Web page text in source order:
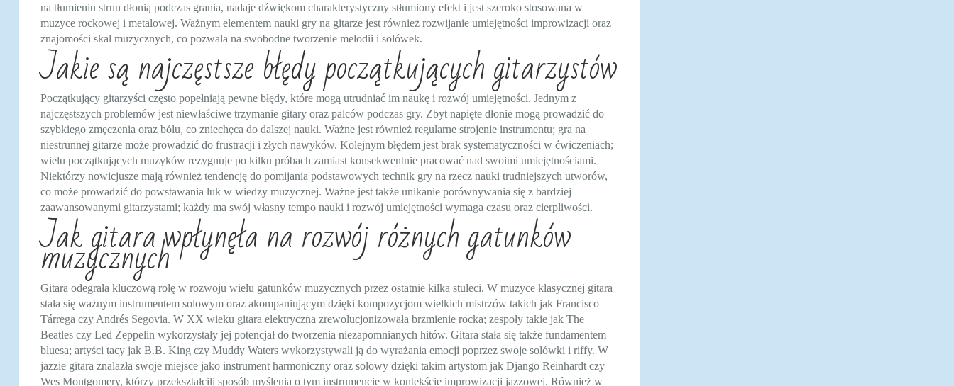
na tłumieniu strun dłonią podczas grania, nadaje dźwiękom charakterystyczny stłumiony efekt i jest szeroko stosowana w
muzyce rockowej i metalowej. Ważnym elementem nauki gry na gitarze jest również rozwijanie umiejętności improwizacji oraz
znajomości skal muzycznych, co pozwala na swobodne tworzenie melodii i solówek.
Jakie są najczęstsze błędy początkujących gitarzystów
Początkujący gitarzyści często popełniają pewne błędy, które mogą utrudniać im naukę i rozwój umiejętności. Jednym z
najczęstszych problemów jest niewłaściwe trzymanie gitary oraz palców podczas gry. Zbyt napięte dłonie mogą prowadzić do
szybkiego zmęczenia oraz bólu, co zniechęca do dalszej nauki. Ważne jest również regularne strojenie instrumentu; gra na
niestrunnej gitarze może prowadzić do frustracji i złych nawyków. Kolejnym błędem jest brak systematyczności w ćwiczeniach;
wielu początkujących muzyków rezygnuje po kilku próbach zamiast konsekwentnie pracować nad swoimi umiejętnościami.
Niektórzy nowicjusze mają również tendencję do pomijania podstawowych technik gry na rzecz nauki trudniejszych utworów,
co może prowadzić do powstawania luk w wiedzy muzycznej. Ważne jest także unikanie porównywania się z bardziej
zaawansowanymi gitarzystami; każdy ma swój własny tempo nauki i rozwój umiejętności wymaga czasu oraz cierpliwości.
Jak gitara wpłynęła na rozwój różnych gatunków
muzycznych
Gitara odegrała kluczową rolę w rozwoju wielu gatunków muzycznych przez ostatnie kilka stuleci. W muzyce klasycznej gitara
stała się ważnym instrumentem solowym oraz akompaniującym dzięki kompozycjom wielkich mistrzów takich jak Francisco
Tárrega czy Andrés Segovia. W XX wieku gitara elektryczna zrewolucjonizowała brzmienie rocka; zespoły takie jak The
Beatles czy Led Zeppelin wykorzystały jej potencjał do tworzenia niezapomnianych hitów. Gitara stała się także fundamentem
bluesa; artyści tacy jak B.B. King czy Muddy Waters wykorzystywali ją do wyrażania emocji poprzez swoje solówki i riffy. W
jazzie gitara znalazła swoje miejsce jako instrument harmoniczny oraz solowy dzięki takim artystom jak Django Reinhardt czy
Wes Montgomery, którzy przekształcili sposób myślenia o tym instrumencie w kontekście improwizacji jazzowej. Również w